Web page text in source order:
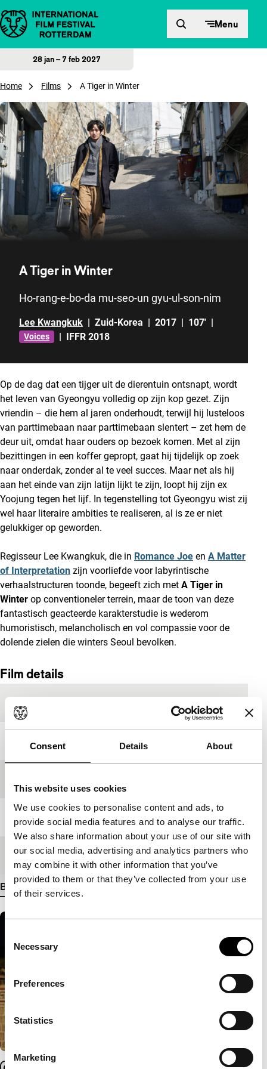
Consent Details About
This website uses cookies
We use cookies to personalise content and ads, to
provide social media features and to analyse our traffic.
We also share information about your use of our site with
our social media, advertising and analytics partners who
may combine it with other information that you’ve
provided to them or that they’ve collected from your use
of their services.
Selection
Necessary
Preferences
Statistics
Marketing
Direct naar inhoud Menu
28 jan – 7 feb 2027
Home Films A Tiger in Winter
A Tiger in Winter
Ho-rang-e-bo-da mu-seo-un gyu-ul-son-nim
Lee Kwangkuk | Zuid-Korea | 2017 | 107' |
Voices | IFFR 2018
Op de dag dat een tijger uit de dierentuin ontsnapt, wordt
het leven van Gyeongyu volledig op zijn kop gezet. Zijn
vriendin – die hem al jaren onderhoudt, terwijl hij lusteloos
van parttimebaan naar parttimebaan slentert – zet hem de
deur uit, omdat haar ouders op bezoek komen. Met al zijn
bezittingen in een koffer gepropt, gaat hij tijdelijk op zoek
naar onderdak, zonder al te veel succes. Maar net als hij
aan het einde van zijn latijn lijkt te zijn, loopt hij zijn ex
Yoojung tegen het lijf. In tegenstelling tot Gyeongyu wist zij
wel haar literaire ambities te realiseren, al is ze er niet
gelukkiger op geworden.
Regisseur Lee Kwangkuk, die in Romance Joe en A Matter
of Interpretation zijn voorliefde voor labyrintische
verhaalstructuren toonde, begeeft zich met A Tiger in
Winter op conventioneler terrein, maar de toon van deze
fantastisch geacteerde karakterstudie is wederom
humoristisch, melancholisch en vol compassie voor de
dolende zielen die winters Seoul bevolken.
Film details
Jaar
Lengte 107'
Medium/FormaatDCP
Bekijk meer details